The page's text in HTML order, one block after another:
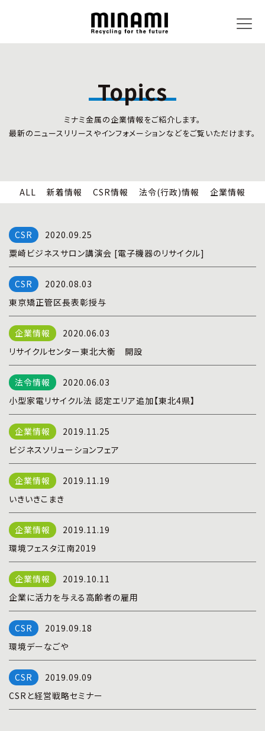
CSR情報
企業情報
全国事業所紹介
事業内容
リサイクルサービス
小型家電リサイクル法
全国の回収対応
Topics
ミナミ金属の企業情報をご紹介します。
最新のニュースリリースやインフォメーションなどをご覧いただけます。
ALL 新着情報 CSR情報 法令(行政)情報 企業情報
2020.09.25
粟崎ビジネスサロン講演会 [電子機器のリサイクル]
2020.08.03
東京矯正管区長表彰授与
2020.06.03
リサイクルセンター東北大衡 開設
2020.06.03
小型家電リサイクル法 認定エリア追加【東北4県】
2019.11.25
ビジネスソリューションフェア
2019.11.19
いきいきこまき
2019.11.19
環境フェスタ江南2019
2019.10.11
企業に活力を与える高齢者の雇用
2019.09.18
環境デーなごや
2019.09.09
CSRと経営戦略セミナー